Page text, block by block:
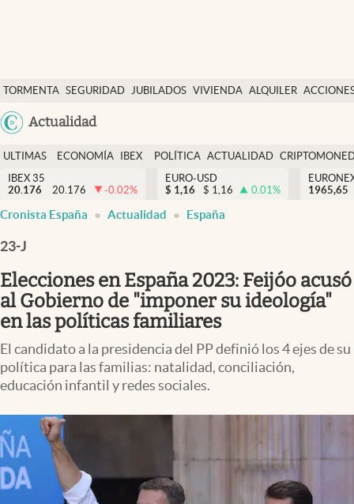
TORMENTA SEGURIDAD JUBILADOS VIVIENDA ALQUILER
USA
Actualidad
Economía y finanzas
Política
Actualidad
Criptomonedas
España
ULTIMAS
NOTICIAS
ECONOMÍA
FINANZAS
IBEX
EURO
POLÍTICA ACTUALIDAD
IBEX 35
20.176
20.176 -0.02%
EURO-USD
$ 1,16 $ 1,16 0.01%
1965,65
Cronista España Actualidad España
23-J
Elecciones en España 2023: Feijóo acusó
al Gobierno de "imponer su ideología"
en las políticas familiares
El candidato a la presidencia del PP definió los 4 ejes de su
política para las familias: natalidad, conciliación,
educación infantil y redes sociales.